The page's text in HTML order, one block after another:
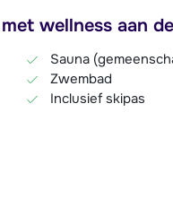
wellness aan
Sauna
Zwembad
Inclusief skipas